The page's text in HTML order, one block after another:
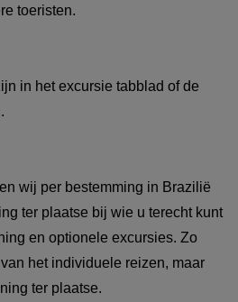
toeristen.
in het excursie tabblad of de
wij per bestemming in Brazilië
ter plaatse bij wie u terecht kunt
en optionele excursies. Zo
het individuele reizen, maar
ter plaatse.